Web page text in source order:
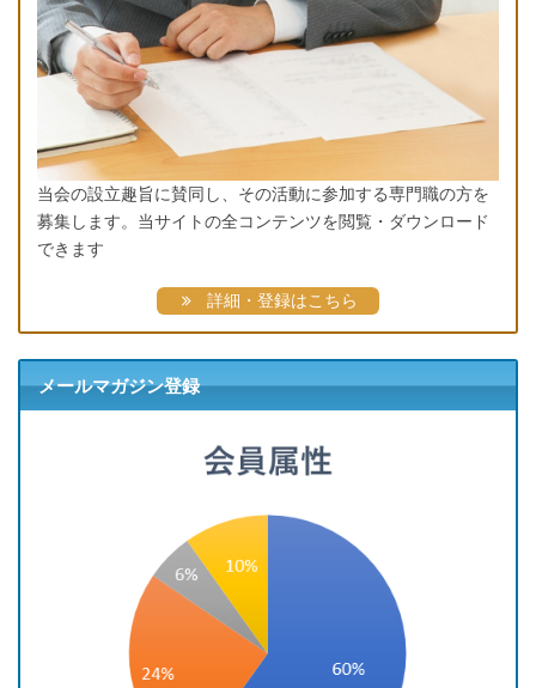
当会の設立趣旨に賛同し、その活動に参加する専門職の方を
募集します。当サイトの全コンテンツを閲覧・ダウンロード
できます
詳細・登録はこちら
メールマガジン登録